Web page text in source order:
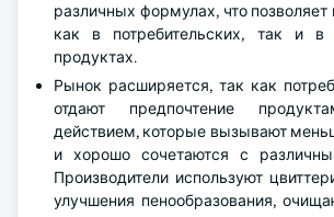
различных формулах, что позволяет
как в потребительских, так и в
продуктах.
Рынок расширяется, так как
отдают предпочтение
действием, которые вызывают
и хорошо сочетаются с
Производители используют
улучшения пенообразования,